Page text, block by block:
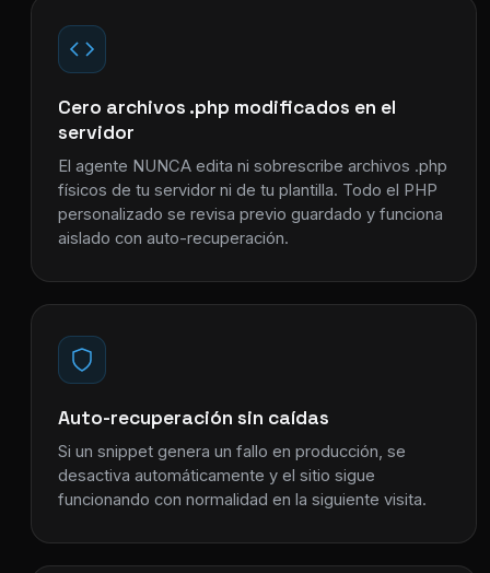
Cero archivos .php modificados en el
servidor
El agente NUNCA edita ni sobrescribe archivos .php
físicos de tu servidor ni de tu plantilla. Todo el PHP
personalizado se revisa previo guardado y funciona
aislado con auto-recuperación.
Auto-recuperación sin caídas
Si un snippet genera un fallo en producción, se
desactiva automáticamente y el sitio sigue
funcionando con normalidad en la siguiente visita.